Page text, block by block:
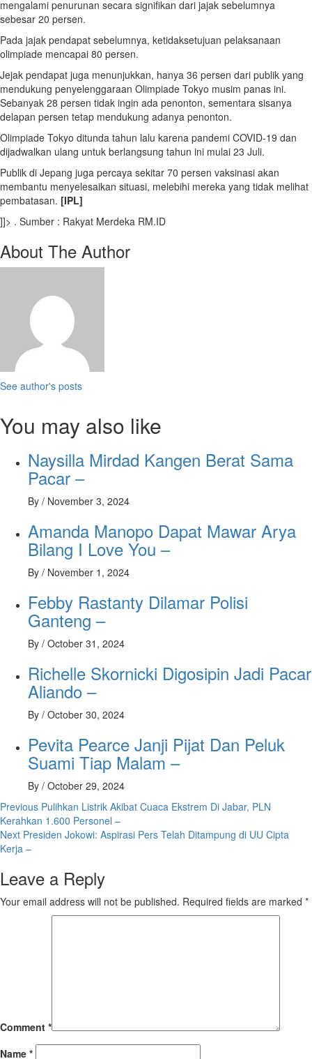
mengalami penurunan secara signifikan dari jajak sebelumnya
sebesar 20 persen.
Pada jajak pendapat sebelumnya, ketidaksetujuan pelaksanaan
olimpiade mencapai 80 persen.
Jejak pendapat juga menunjukkan, hanya 36 persen dari publik yang
mendukung penyelenggaraan Olimpiade Tokyo musim panas ini.
Sebanyak 28 persen tidak ingin ada penonton, sementara sisanya
delapan persen tetap mendukung adanya penonton.
Olimpiade Tokyo ditunda tahun lalu karena pandemi COVID-19 dan
dijadwalkan ulang untuk berlangsung tahun ini mulai 23 Juli.
Publik di Jepang juga percaya sekitar 70 persen vaksinasi akan
membantu menyelesaikan situasi, melebihi mereka yang tidak melihat
pembatasan. [IPL]
]]> . Sumber : Rakyat Merdeka RM.ID
About The Author
See author's posts
You may also like
Naysilla Mirdad Kangen Berat Sama
Pacar –
By / November 3, 2024
Amanda Manopo Dapat Mawar Arya
Bilang I Love You –
By / November 1, 2024
Febby Rastanty Dilamar Polisi
Ganteng –
By / October 31, 2024
Richelle Skornicki Digosipin Jadi Pacar
Aliando –
By / October 30, 2024
Pevita Pearce Janji Pijat Dan Peluk
Suami Tiap Malam –
By / October 29, 2024
Post
navigation
Previous Pulihkan Listrik Akibat Cuaca Ekstrem Di Jabar, PLN
Kerahkan 1.600 Personel –
Next Presiden Jokowi: Aspirasi Pers Telah Ditampung di UU Cipta
Kerja –
Leave a Reply
Your email address will not be published. Required fields are marked *
Comment *
Name *